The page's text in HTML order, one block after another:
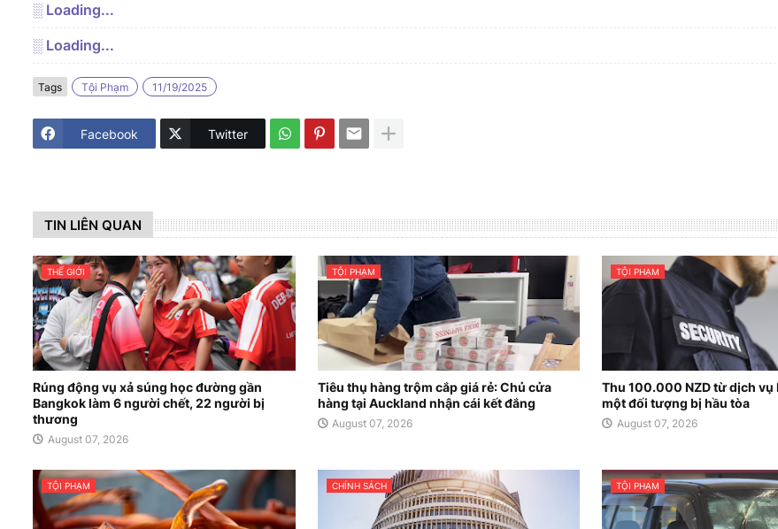
░ Loading...
░ Loading...
Tags Tội Phạm 11/19/2025
Facebook Twitter
TIN LIÊN QUAN
THẾ GIỚI
Rúng động vụ xả súng học đường gần
Bangkok làm 6 người chết, 22 người bị
thương
August 07, 2026
TỘI PHẠM
Tiêu thụ hàng trộm cắp giá rẻ: Chủ cửa
hàng tại Auckland nhận cái kết đắng
August 07, 2026
TỘI PHẠM
Thu 100.000 NZD từ dịch vụ
một đối tượng bị hầu tòa
August 07, 2026
TỘI PHẠM CHÍNH SÁCH TỘI PHẠM